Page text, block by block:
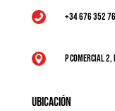
 +34 676 352
 P Comercial 2,
Ubicación